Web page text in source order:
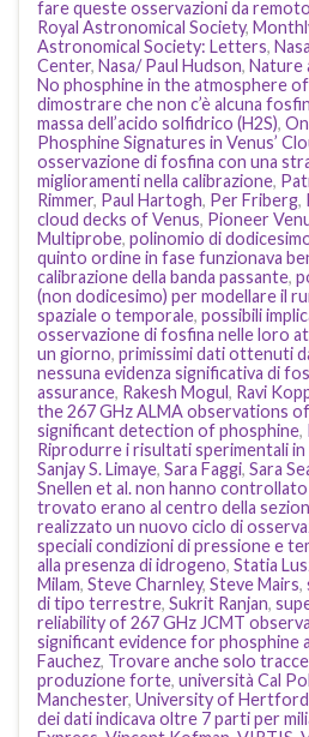
fare queste osservazioni da remoto
Royal Astronomical Society,
Astronomical Society: Letters,
Center, Nasa/ Paul Hudson, Nature
No phosphine in the atmosphere
dimostrare che non c’è alcuna
massa dell’acido solfidrico (H2S),
Phosphine Signatures in Venus’
osservazione di fosfina con una
miglioramenti nella calibrazione,
Rimmer, Paul Hartogh, Per Friberg,
cloud decks of Venus, Pioneer
Multiprobe, polinomio di
quinto ordine in fase funzionava
calibrazione della banda passante,
(non dodicesimo) per modellare il
spaziale o temporale, possibili
osservazione di fosfina nelle loro
un giorno, primissimi dati ottenuti
nessuna evidenza significativa di
assurance, Rakesh Mogul, Ravi
the 267 GHz ALMA observations
significant detection of phosphine,
Riprodurre i risultati sperimentali
Sanjay S. Limaye, Sara Faggi, Sara
Snellen et al. non hanno controllato
trovato erano al centro della
realizzato un nuovo ciclo di
speciali condizioni di pressione e
alla presenza di idrogeno, Statia
Milam, Steve Charnley, Steve Mairs,
di tipo terrestre, Sukrit Ranjan,
reliability of 267 GHz JCMT
significant evidence for phosphine
Fauchez, Trovare anche solo
produzione forte, università Cal
Manchester, University of
dei dati indicava oltre 7 parti per